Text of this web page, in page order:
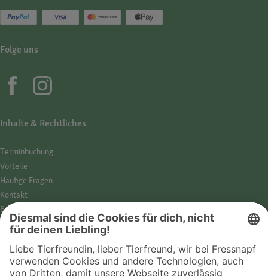
Inhalte & Rechtliches
Termin­buchung
Vorteile
Häufige Fragen
Kontakt
Barrierefreiheit
Impressum
Datenschutz­hinweise
Cookies
AGB
Folge uns